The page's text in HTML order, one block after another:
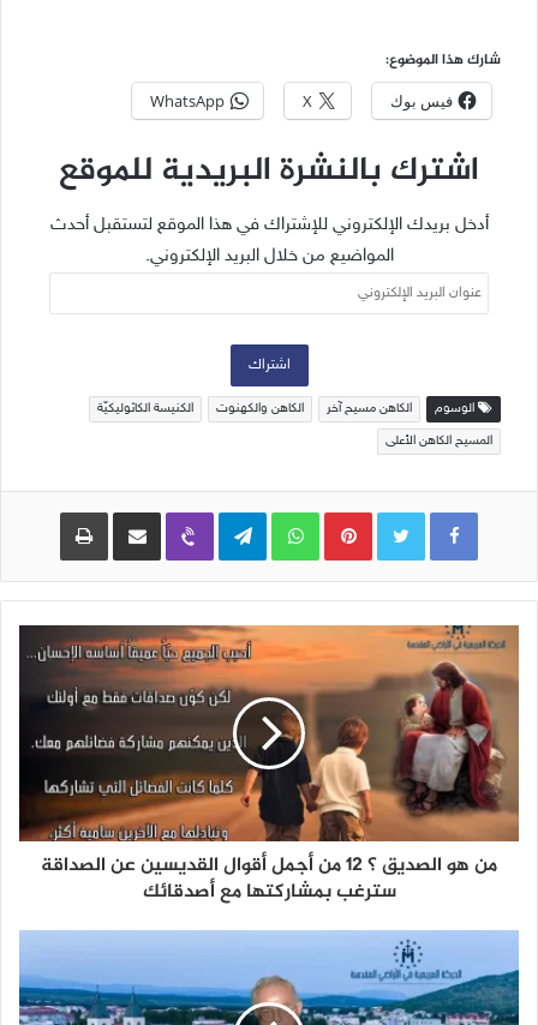
شارك هذا الموضوع:
فيس بوك X
WhatsApp
اشترك بالنشرة البريدية للموقع
أدخل بريدك الإلكتروني للإشتراك في هذا الموقع لتستقبل أحدث
المواضيع من خلال البريد الإلكتروني.
عنوان
البريد
اشتراك
الوسوم الكاهن مسيح آخر الكاهن والكهنوت الكنيسة الكاثوليكيّة
المسيح الكاهن الأعلى
Pinterest
WhatsApp
Telegram
Viber مشاركة عبر البريد طباعة
من هو الصديق ؟ 12 من أجمل أقوال القديسين عن الصداقة
سترغب بمشاركتها مع أصدقائك